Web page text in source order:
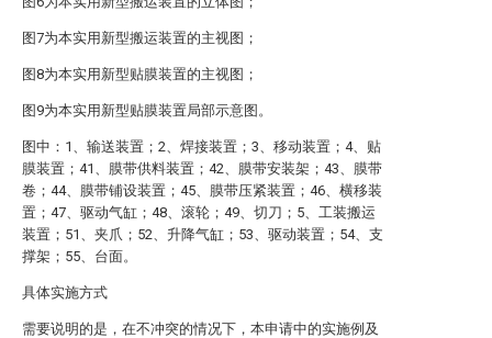
图7为本实用新型搬运装置的主视图；
图8为本实用新型贴膜装置的主视图；
图9为本实用新型贴膜装置局部示意图。
图中：1、输送装置；2、焊接装置；3、移动装置；4、贴
膜装置；41、膜带供料装置；42、膜带安装架；43、膜带
卷；44、膜带铺设装置；45、膜带压紧装置；46、横移装
置；47、驱动气缸；48、滚轮；49、切刀；5、工装搬运
装置；51、夹爪；52、升降气缸；53、驱动装置；54、支
撑架；55、台面。
具体实施方式
需要说明的是，在不冲突的情况下，本申请中的实施例及